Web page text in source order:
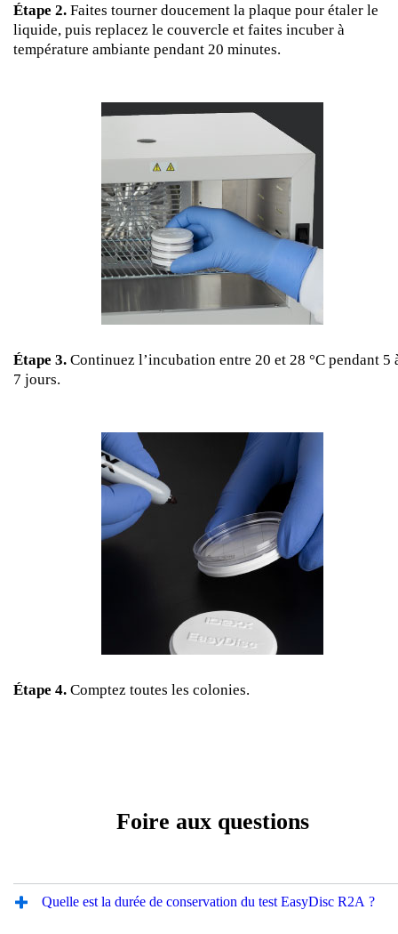
Étape 2. Faites tourner doucement la plaque pour étaler le
liquide, puis replacez le couvercle et faites incuber à
température ambiante pendant 20 minutes.
Étape 3. Continuez l’incubation entre 20 et 28 °C pendant 5
7 jours.
Étape 4. Comptez toutes les colonies.
Foire aux questions
Quelle est la durée de conservation du test EasyDisc R2A ?